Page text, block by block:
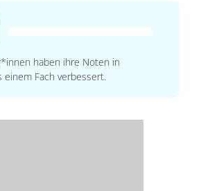
haben ihre Noten in
einem Fach verbessert.